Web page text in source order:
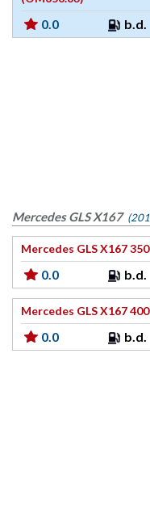
0.0 b.d.
Mercedes GLS X167
Mercedes GLS X167
0.0 b.d.
Mercedes GLS X167
0.0 b.d.